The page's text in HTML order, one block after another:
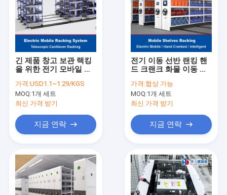
긴 제품 창고 보관 랙킹
을 위한 전기 모바일 텔
자동 로딩 및 언로딩 시
스템
가격:USD1.1~1.29/KGS
MOQ:1개 세트
최신 가격 받기
지금 연락
전기 이동 선반 랜킹 핸
드 크랜크 화물 이동 선
밀도 선반
가격:협상 가능
MOQ:1개 세트
최신 가격 받기
지금 연락